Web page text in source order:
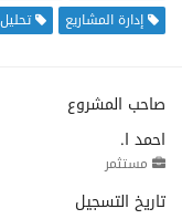
إدارة المشاريع
صاحب المشروع
احمد ا.
مستثمر
تاريخ التسجيل